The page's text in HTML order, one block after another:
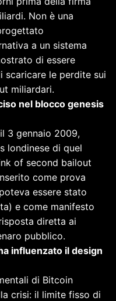
Non è una
a un sistema
di essere
scaricare le perdite sui
miliardari.
nel blocco genesis
3 gennaio 2009,
londinese di quel
of second bailout
come prova
essere stato
e come manifesto
diretta ai
pubblico.
influenzato il design
di Bitcoin
crisi: il limite fisso di